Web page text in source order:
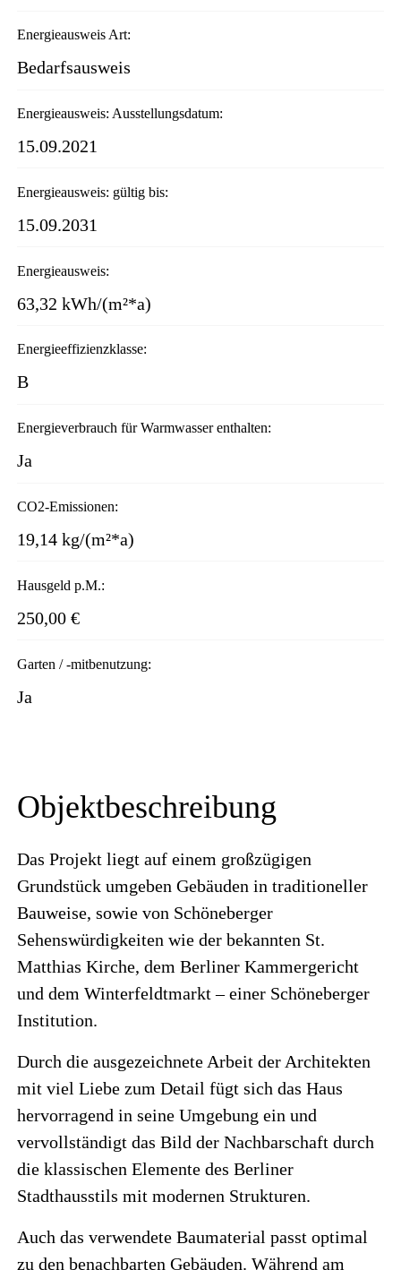
Energieausweis Art:
Bedarfsausweis
Energieausweis: Ausstellungsdatum:
15.09.2021
Energieausweis: gültig bis:
15.09.2031
Energieausweis:
63,32 kWh/(m²*a)
Energieeffizienzklasse:
B
Energieverbrauch für Warmwasser enthalten:
Ja
CO2-Emissionen:
19,14 kg/(m²*a)
Hausgeld p.M.:
250,00 €
Garten / -mitbenutzung:
Ja
Objektbeschreibung
Das Projekt liegt auf einem großzügigen
Grundstück umgeben Gebäuden in traditioneller
Bauweise, sowie von Schöneberger
Sehenswürdigkeiten wie der bekannten St.
Matthias Kirche, dem Berliner Kammergericht
und dem Winterfeldtmarkt – einer Schöneberger
Institution.
Durch die ausgezeichnete Arbeit der Architekten
mit viel Liebe zum Detail fügt sich das Haus
hervorragend in seine Umgebung ein und
vervollständigt das Bild der Nachbarschaft durch
die klassischen Elemente des Berliner
Stadthausstils mit modernen Strukturen.
Auch das verwendete Baumaterial passt optimal
zu den benachbarten Gebäuden. Während am